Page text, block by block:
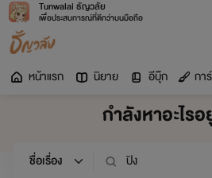
Tunwalai ธัญวลัย
เพื่อประสบการณ์ที่ดีกว่าบนมือถือ
หน้าแรก นิยาย อีบุ๊ก กา
กำลังหาอะไร